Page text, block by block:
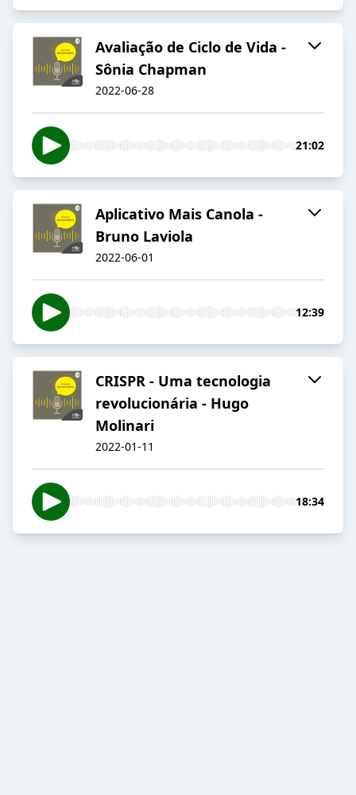
Avaliação de Ciclo de Vida -
Sônia Chapman
2022-06-28
21:02
Aplicativo Mais Canola -
Bruno Laviola
2022-06-01
12:39
CRISPR - Uma tecnologia
revolucionária - Hugo
Molinari
2022-01-11
18:34